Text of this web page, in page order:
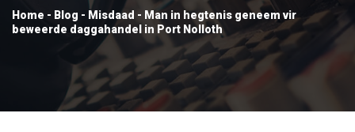
Home - Blog - Misdaad - Man in hegtenis geneem vir
beweerde daggahandel in Port Nolloth